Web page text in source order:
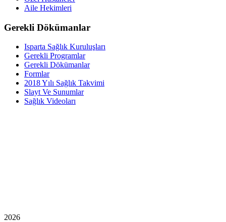
Aile Hekimleri
Gerekli Dökümanlar
Isparta Sağlık Kuruluşları
Gerekli Programlar
Gerekli Dökümanlar
Formlar
2018 Yılı Sağlık Takvimi
Slayt Ve Sunumlar
Sağlık Videoları
2026